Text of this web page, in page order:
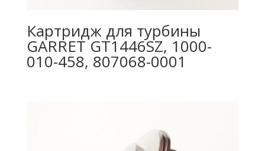
Картридж для турбины
GARRET GT1446SZ, 1000-
010-458, 807068-0001